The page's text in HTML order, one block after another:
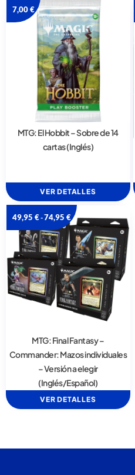
7,00€
MTG: El Hobbit – Sobre de 14
cartas (Inglés)
VER DETALLES
49,95 €-74,95 €
MTG: Final Fantasy –
Commander: Mazos individuales
– Versión a elegir
(Inglés/Español)
VER DETALLES